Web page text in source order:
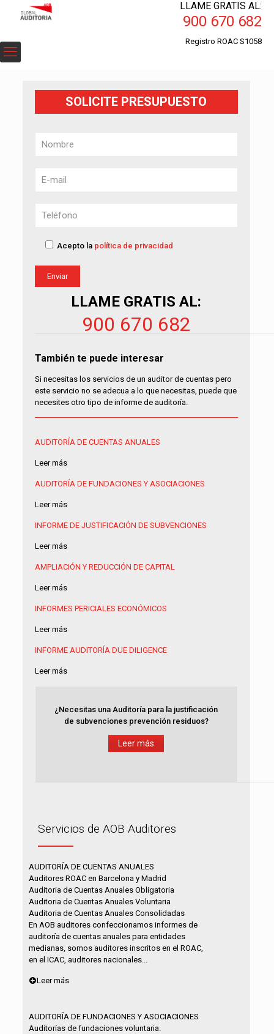
LLAME GRATIS AL:
900 670 682
Registro ROAC S1058
SOLICITE PRESUPUESTO
Acepto la política de privacidad
LLAME GRATIS AL:
900 670 682
También te puede interesar
Si necesitas los servicios de un auditor de cuentas pero
este servicio no se adecua a lo que necesitas, puede que
necesites otro tipo de informe de auditoría.
AUDITORÍA DE CUENTAS ANUALES
Leer más
AUDITORÍA DE FUNDACIONES Y ASOCIACIONES
Leer más
INFORME DE JUSTIFICACIÓN DE SUBVENCIONES
Leer más
AMPLIACIÓN Y REDUCCIÓN DE CAPITAL
Leer más
INFORMES PERICIALES ECONÓMICOS
Leer más
INFORME AUDITORÍA DUE DILIGENCE
Leer más
¿Necesitas una Auditoría para la justificación
de subvenciones prevención residuos?
Leer más
Servicios de AOB Auditores
AUDITORÍA DE CUENTAS ANUALES
Auditores ROAC en Barcelona y Madrid
Auditoria de Cuentas Anuales Obligatoria
Auditoria de Cuentas Anuales Voluntaria
Auditoria de Cuentas Anuales Consolidadas
En AOB auditores confeccionamos informes de
auditoría de cuentas anuales para entidades
medianas, somos auditores inscritos en el ROAC,
en el ICAC, auditores nacionales...
Leer más
AUDITORÍA DE FUNDACIONES Y ASOCIACIONES
Auditorías de fundaciones voluntaria.